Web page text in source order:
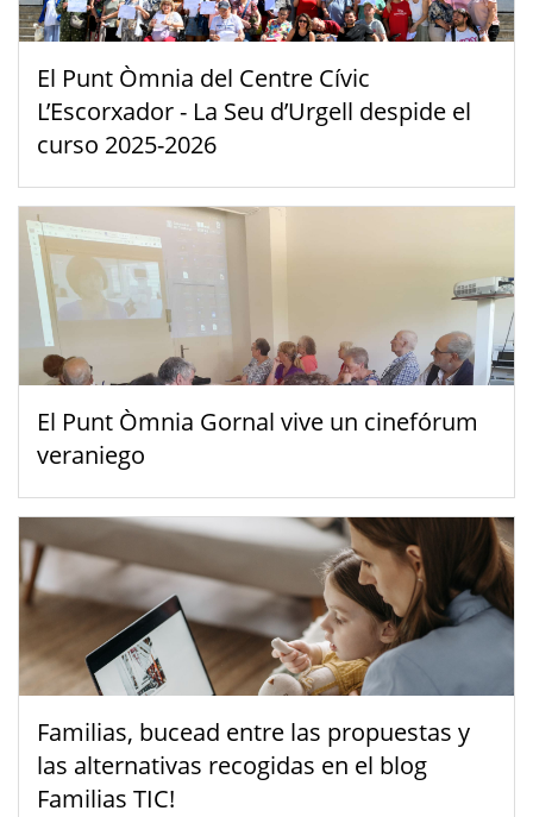
El Punt Òmnia del Centre Cívic
L’Escorxador - La Seu d’Urgell despide el
curso 2025-2026
El Punt Òmnia Gornal vive un cinefórum
veraniego
Familias, bucead entre las propuestas y
las alternativas recogidas en el blog
Familias TIC!